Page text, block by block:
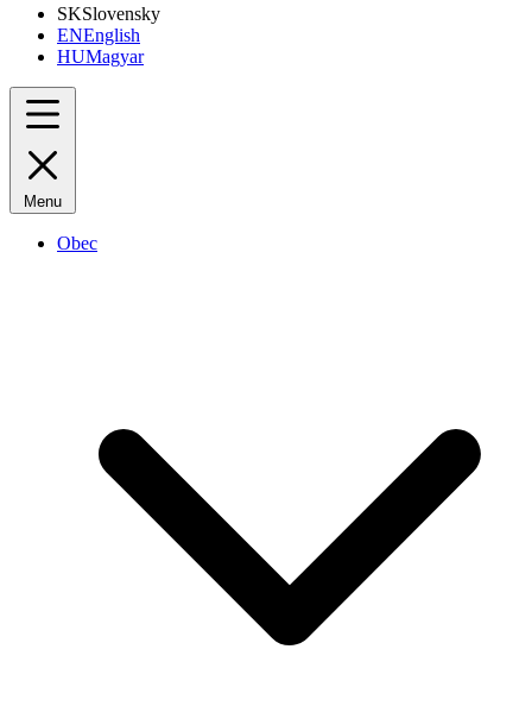
SKSlovensky
ENEnglish
HUMagyar
Menu
Obec